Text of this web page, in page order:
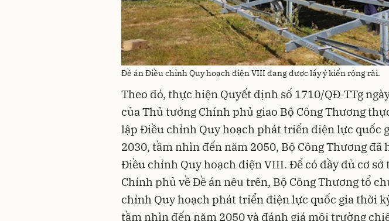
Đề án Điều chỉnh Quy hoạch điện VIII đang được lấy ý kiến rộng rãi.
Theo đó, thực hiện Quyết định số 1710/QĐ-TTg
của Thủ tướng Chính phủ giao Bộ Công Thương
lập Điều chỉnh Quy hoạch phát triển điện lực quốc
2030, tầm nhìn đến năm 2050, Bộ Công Thương đã
Điều chỉnh Quy hoạch điện VIII. Để có đầy đủ cơ sở
Chính phủ về Đề án nêu trên, Bộ Công Thương tổ
chỉnh Quy hoạch phát triển điện lực quốc gia thời
tầm nhìn đến năm 2050 và đánh giá môi trường